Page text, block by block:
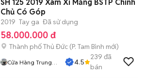
SH 125 2019 Xám Xi Măng BSTP Chính
Chủ Có Góp
2019 Tay ga Đã sử dụng
58.000.000 đ
Thành phố Thủ Đức (P. Tam Bình mới)
Cửa Hàng Trung
4.5
239 đã
bán